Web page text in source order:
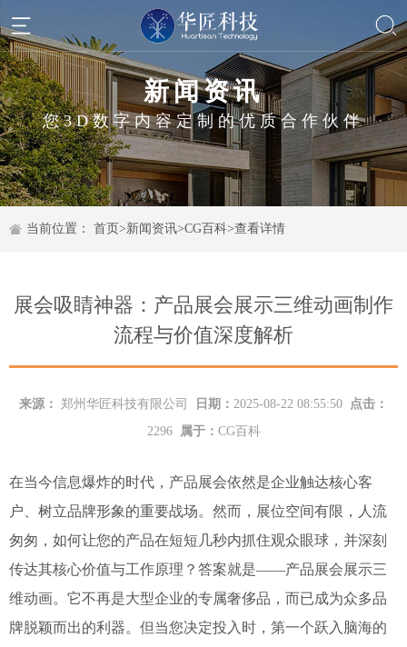
新闻资讯
您3D数字内容定制的优质合作伙伴
当前位置： 首页>新闻资讯>CG百科>查看详情
展会吸睛神器：产品展会展示三维动画制作
流程与价值深度解析
来源： 郑州华匠科技有限公司 日期： 2025-08-22 08:55:50
点击：
2296
属于： CG百科
在当今信息爆炸的时代，产品展会依然是企业触达核心客
户、树立品牌形象的重要战场。然而，展位空间有限，人流
匆匆，如何让您的产品在短短几秒内抓住观众眼球，并深刻
传达其核心价值与工作原理？答案就是——产品展会展示三
维动画。它不再是大型企业的专属奢侈品，而已成为众多品
牌脱颖而出的利器。但当您决定投入时，第一个跃入脑海的